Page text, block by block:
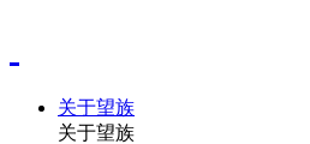
关于望族
关于望族